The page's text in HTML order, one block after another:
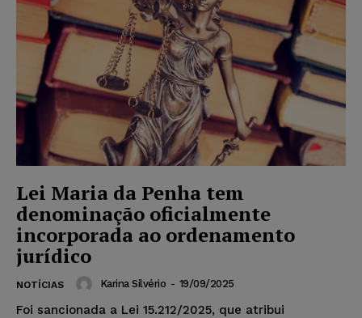
Lei Maria da Penha tem
denominação oficialmente
incorporada ao ordenamento
jurídico
NOTÍCIAS Karina Silvério - 19/09/2025
Foi sancionada a Lei 15.212/2025, que atribui